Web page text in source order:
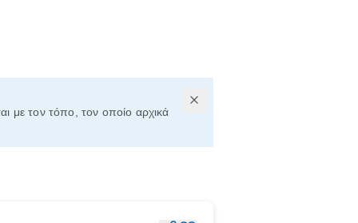
με τον τόπο, τον οποίο αρχικά